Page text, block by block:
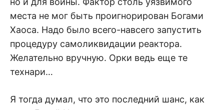
места не мог быть проигнорирован Богами
Хаоса. Надо было всего-навсего запустить
процедуру самоликвидации реактора.
Желательно вручную. Орки ведь еще те
технари…
Я тогда думал, что это последний шанс, как